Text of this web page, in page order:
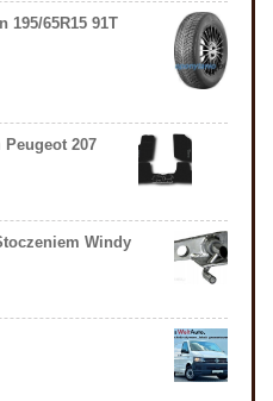
195/65R15 91T
207
Windy